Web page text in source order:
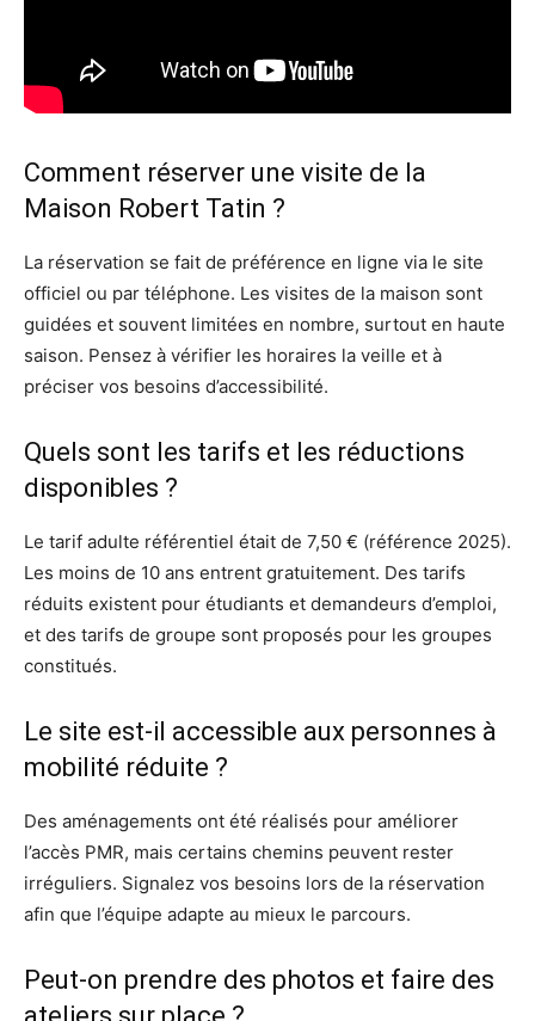
Comment réserver une visite de la
Maison Robert Tatin ?
La réservation se fait de préférence en ligne via le site
officiel ou par téléphone. Les visites de la maison sont
guidées et souvent limitées en nombre, surtout en haute
saison. Pensez à vérifier les horaires la veille et à
préciser vos besoins d’accessibilité.
Quels sont les tarifs et les réductions
disponibles ?
Le tarif adulte référentiel était de 7,50 € (référence 2025).
Les moins de 10 ans entrent gratuitement. Des tarifs
réduits existent pour étudiants et demandeurs d’emploi,
et des tarifs de groupe sont proposés pour les groupes
constitués.
Le site est-il accessible aux personnes à
mobilité réduite ?
Des aménagements ont été réalisés pour améliorer
l’accès PMR, mais certains chemins peuvent rester
irréguliers. Signalez vos besoins lors de la réservation
afin que l’équipe adapte au mieux le parcours.
Peut-on prendre des photos et faire des